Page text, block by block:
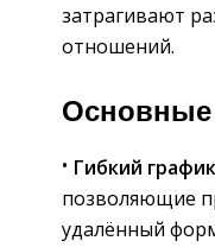
затрагивают
отношений.
Основные
Гибкий
позволяющие
удалённый